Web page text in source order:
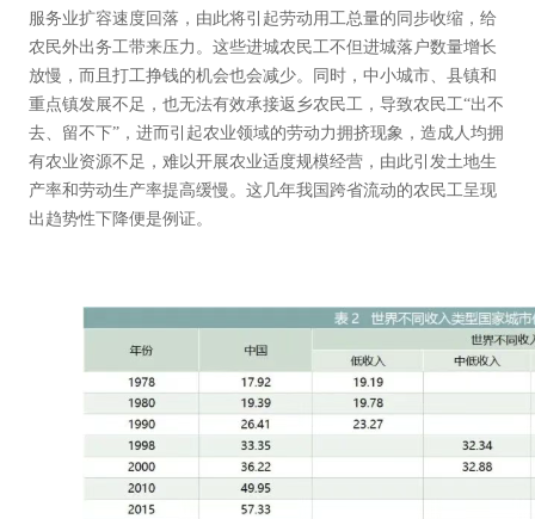
服务业扩容速度回落，由此将引起劳动用工总量的同步收缩，给
农民外出务工带来压力。这些进城农民工不但进城落户数量增长
放慢，而且打工挣钱的机会也会减少。同时，中小城市、县镇和
重点镇发展不足，也无法有效承接返乡农民工，导致农民工“出不
去、留不下”，进而引起农业领域的劳动力拥挤现象，造成人均拥
有农业资源不足，难以开展农业适度规模经营，由此引发土地生
产率和劳动生产率提高缓慢。这几年我国跨省流动的农民工呈现
出趋势性下降便是例证。